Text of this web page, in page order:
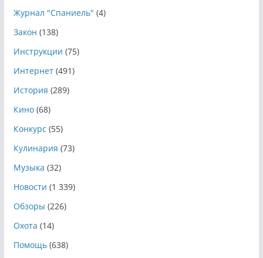
Журнал "Спаниель" (4)
Закон (138)
Инструкции (75)
Интернет(491)
История (289)
Кино(68)
Конкурс (55)
Кулинария (73)
Музыка (32)
Новости (1 339)
Обзоры (226)
Охота (14)
Помощь(638)